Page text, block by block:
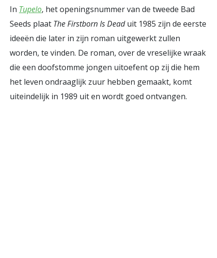
In Tupelo, het openingsnummer van de tweede Bad
Seeds plaat The Firstborn Is Deaduit 1985 zijn de eerste
ideeën die later in zijn roman uitgewerkt zullen
worden, te vinden. De roman, over de vreselijke wraak
die een doofstomme jongen uitoefent op zij die hem
het leven ondraaglijk zuur hebben gemaakt, komt
uiteindelijk in 1989 uit en wordt goed ontvangen.